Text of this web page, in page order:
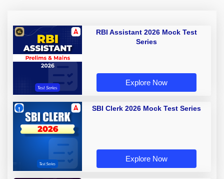
RBI Assistant 2026 Mock Test
Series
Explore Now
SBI Clerk 2026 Mock Test Series
Explore Now